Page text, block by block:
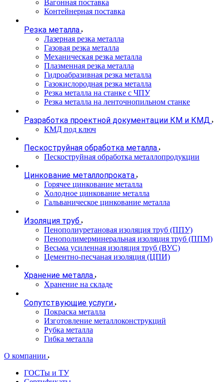
Вагонная поставка
Контейнерная поставка
Резка металла
Лазерная резка металла
Газовая резка металла
Механическая резка металла
Плазменная резка металла
Гидроабразивная резка металла
Газокислородная резка металла
Резка металла на станке с ЧПУ
Резка металла на ленточнопильном станке
Разработка проектной документации КМ и КМД
КМД под ключ
Пескоструйная обработка металла
Пескоструйная обработка металлопродукции
Цинкование металлопроката
Горячее цинкование металла
Холодное цинкование металла
Гальваническое цинкование металла
Изоляция труб
Пенополиуретановая изоляция труб (ППУ)
Пенополимерминеральная изоляция труб (ППМ)
Весьма усиленная изоляция труб (ВУС)
Цементно-песчаная изоляция (ЦПИ)
Хранение металла
Хранение на складе
Сопутствующие услуги
Покраска металла
Изготовление металлоконструкций
Рубка металла
Гибка металла
О компании
ГОСТы и ТУ